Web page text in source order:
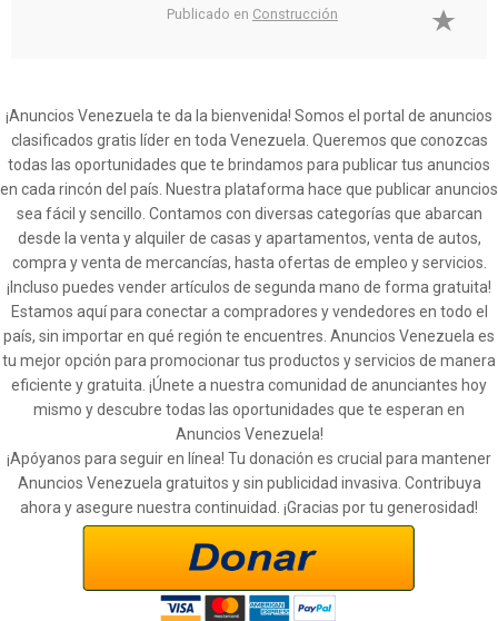
Publicado en Construcción
¡Anuncios Venezuela te da la bienvenida! Somos el portal de anuncios
clasificados gratis líder en toda Venezuela. Queremos que conozcas
todas las oportunidades que te brindamos para publicar tus anuncios
en cada rincón del país. Nuestra plataforma hace que publicar anuncios
sea fácil y sencillo. Contamos con diversas categorías que abarcan
desde la venta y alquiler de casas y apartamentos, venta de autos,
compra y venta de mercancías, hasta ofertas de empleo y servicios.
¡Incluso puedes vender artículos de segunda mano de forma gratuita!
Estamos aquí para conectar a compradores y vendedores en todo el
país, sin importar en qué región te encuentres. Anuncios Venezuela es
tu mejor opción para promocionar tus productos y servicios de manera
eficiente y gratuita. ¡Únete a nuestra comunidad de anunciantes hoy
mismo y descubre todas las oportunidades que te esperan en
Anuncios Venezuela!
¡Apóyanos para seguir en línea! Tu donación es crucial para mantener
Anuncios Venezuela gratuitos y sin publicidad invasiva. Contribuya
ahora y asegure nuestra continuidad. ¡Gracias por tu generosidad!